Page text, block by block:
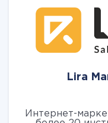
Lira
Интернет-